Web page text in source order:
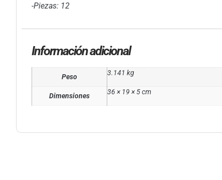
-Piezas: 12
Información adicional
Peso 3.141 kg
Dimensiones 36 × 19 × 5 cm